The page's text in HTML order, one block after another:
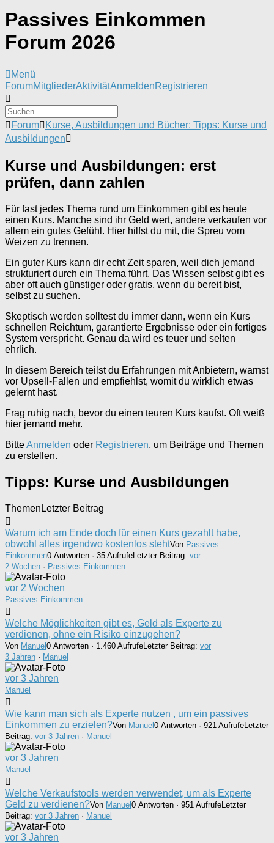
Passives Einkommen
Forum 2026
Menü
Forum-
Navigation
ForumMitgliederAktivitätAnmeldenRegistrieren
Forum-
Breadcrumbs
-
bist
hier:
Forum
Kurse, Ausbildungen und Bücher: Tipps: Kurse und
Ausbildungen
Kurse und Ausbildungen: erst
prüfen, dann zahlen
Für fast jedes Thema rund um Einkommen gibt es heute
einen Kurs. Manche sind ihr Geld wert, andere verkaufen vor
allem ein gutes Gefühl. Hier hilfst du mit, die Spreu vom
Weizen zu trennen.
Ein guter Kurs kann dir echt Zeit sparen, weil dich jemand
strukturiert durch ein Thema führt. Das Wissen selbst gibt es
aber oft auch günstiger oder gratis, wenn du bereit bist,
selbst zu suchen.
Skeptisch werden solltest du immer dann, wenn ein Kurs
schnellen Reichtum, garantierte Ergebnisse oder ein fertiges
System verspricht. Genau da wird es teuer und selten
ehrlich.
In diesem Bereich teilst du Erfahrungen mit Anbietern, warnst
vor Upsell-Fallen und empfiehlst, womit du wirklich etwas
gelernt hast.
Frag ruhig nach, bevor du einen teuren Kurs kaufst. Oft weiß
hier jemand mehr.
BitteAnmelden oder Registrieren, um Beiträge und Themen
zu erstellen.
Tipps: Kurse und Ausbildungen
Themen Letzter Beitrag
Warum ich am Ende doch für einen Kurs gezahlt habe,
obwohl alles irgendwo kostenlos stehtVon Passives
Einkommen0 Antworten · 35 AufrufeLetzter Beitrag: vor
2 Wochen · Passives Einkommen
vor 2 Wochen
Passives Einkommen
Welche Möglichkeiten gibt es, Geld als Experte zu
verdienen, ohne ein Risiko einzugehen?
Von Manuel0 Antworten · 1.460 AufrufeLetzter Beitrag: vor
3 Jahren · Manuel
vor 3 Jahren
Manuel
Wie kann man sich als Experte nutzen , um ein passives
Einkommen zu erzielen?Von Manuel0 Antworten · 921 AufrufeLetzter
Beitrag: vor 3 Jahren · Manuel
vor 3 Jahren
Manuel
Welche Verkaufstools werden verwendet, um als Experte
Geld zu verdienen?Von Manuel0 Antworten · 951 AufrufeLetzter
Beitrag: vor 3 Jahren · Manuel
vor 3 Jahren